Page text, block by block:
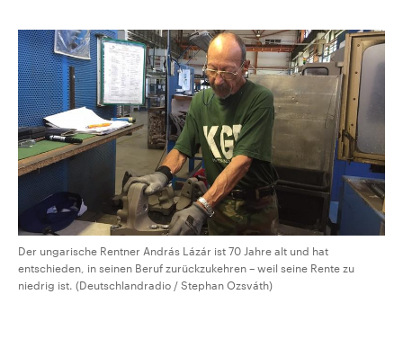
Der ungarische Rentner András Lázár ist 70 Jahre alt und hat
entschieden, in seinen Beruf zurückzukehren – weil seine Rente zu
niedrig ist. (Deutschlandradio / Stephan Ozsváth)